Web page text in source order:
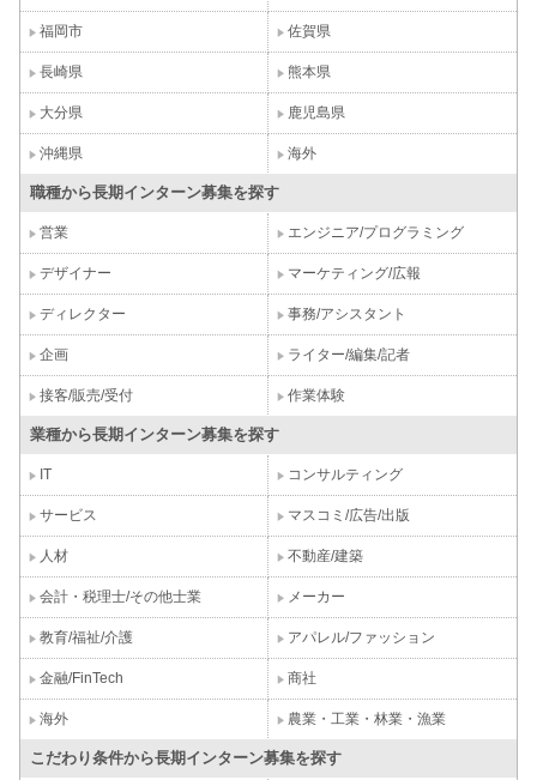
福岡市 佐賀県
長崎県 熊本県
大分県 鹿児島県
沖縄県 海外
職種から長期インターン募集を探す
営業 エンジニア/プログラミング
デザイナー マーケティング/広報
ディレクター 事務/アシスタント
企画 ライター/編集/記者
接客/販売/受付 作業体験
業種から長期インターン募集を探す
IT コンサルティング
サービス マスコミ/広告/出版
人材 不動産/建築
会計・税理士/その他士業 メーカー
教育/福祉/介護 アパレル/ファッション
金融/FinTech 商社
海外 農業・工業・林業・漁業
こだわり条件から長期インターン募集を探す